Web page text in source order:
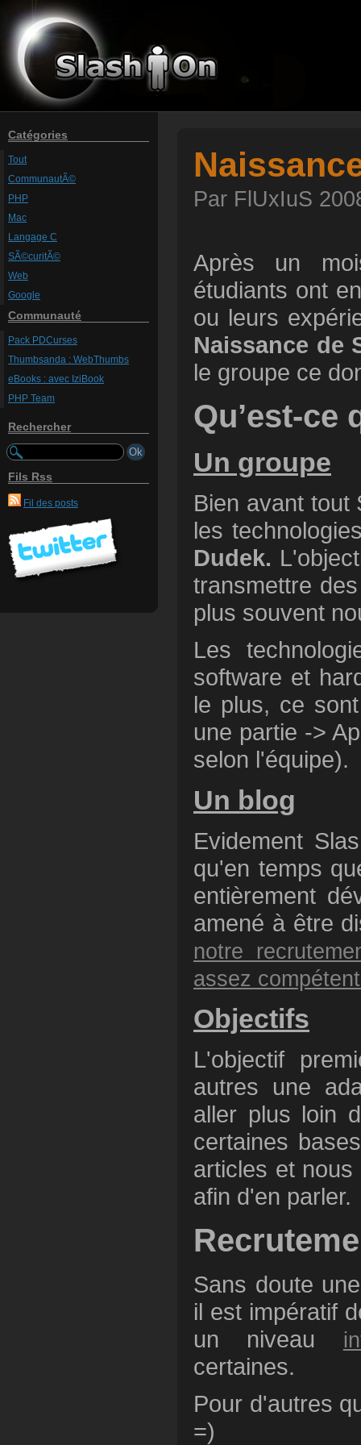
Catégories
Tout
CommunautÃ©
PHP
Mac
Langage C
SÃ©curitÃ©
Web
Google
Communauté
Pack PDCurses
Thumbsanda : WebThumbs
eBooks : avec IziBook
PHP Team
Rechercher
Fils Rss
Fil des posts
Par FlUxIuS
Après un
étudiants ont
ou leurs
Naissance de
le groupe ce
Qu’est-ce
Un groupe
Bien avant tout
les
Dudek.
transmettre
plus souvent
Les
software et
le plus, ce
une partie ->
selon l'équipe).
Un blog
Evidement
qu'en temps
entièrement
amené à être
notre
assez
Objectifs
L'objectif
autres une
aller plus loin
certaines
articles et
afin d'en parler.
Sans doute
il est impératif
un niveau
certaines.
Pour d'autres
=)